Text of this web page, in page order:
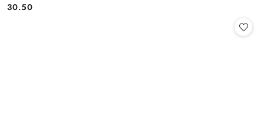
Cena:
30.50